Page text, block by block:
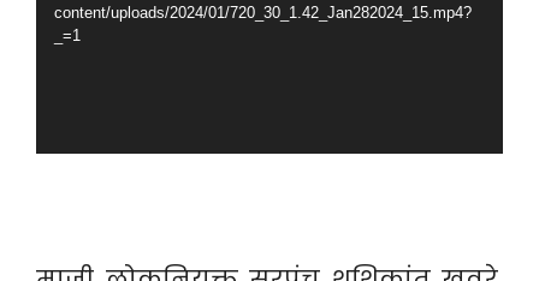
content/uploads/2024/01/720_30_1.42_Jan282024_15.mp4?
_=1